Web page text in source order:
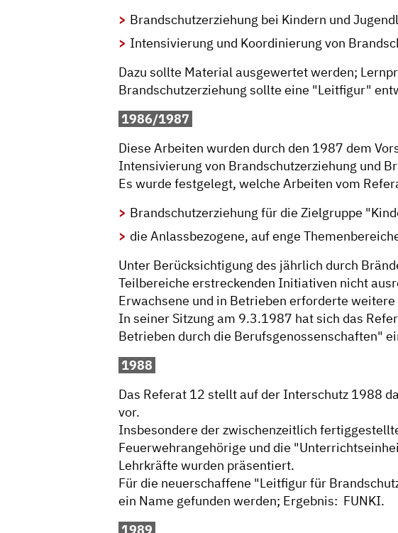
Brandschutzerziehung bei Kindern und
Intensivierung und Koordinierung von
Dazu sollte Material ausgewertet werden;
Brandschutzerziehung sollte eine "Leitfigur"
1986/1987
Diese Arbeiten wurden durch den 1987 dem
Intensivierung von Brandschutzerziehung und
Es wurde festgelegt, welche Arbeiten vom
Brandschutzerziehung für die Zielgruppe
die Anlassbezogene, auf enge
Unter Berücksichtigung des jährlich durch
Teilbereiche erstreckenden Initiativen nicht
Erwachsene und in Betrieben erforderte
In seiner Sitzung am 9.3.1987 hat sich das
Betrieben durch die Berufsgenossenschaften"
1988
Das Referat 12 stellt auf der Interschutz 1988
vor.
Insbesondere der zwischenzeitlich
Feuerwehrangehörige und die
Lehrkräfte wurden präsentiert.
Für die neuerschaffene "Leitfigur für
ein Name gefunden werden; Ergebnis: FUNKI.